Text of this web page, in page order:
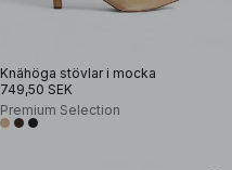
Knähöga stövlar i mocka
749,50 SEK
Premium Selection